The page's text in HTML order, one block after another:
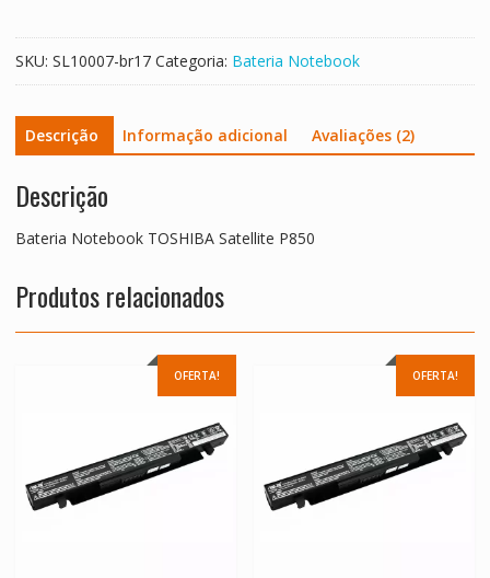
SKU: SL10007-br17 Categoria: Bateria Notebook
Descrição Informação adicional Avaliações (2)
Descrição
Bateria Notebook TOSHIBA Satellite P850
Produtos relacionados
OFERTA! OFERTA!